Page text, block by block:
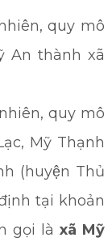
quy mô
An thành xã
quy mô
Mỹ Thạnh
(huyện Thủ
tại khoản
gọi làxã Mỹ